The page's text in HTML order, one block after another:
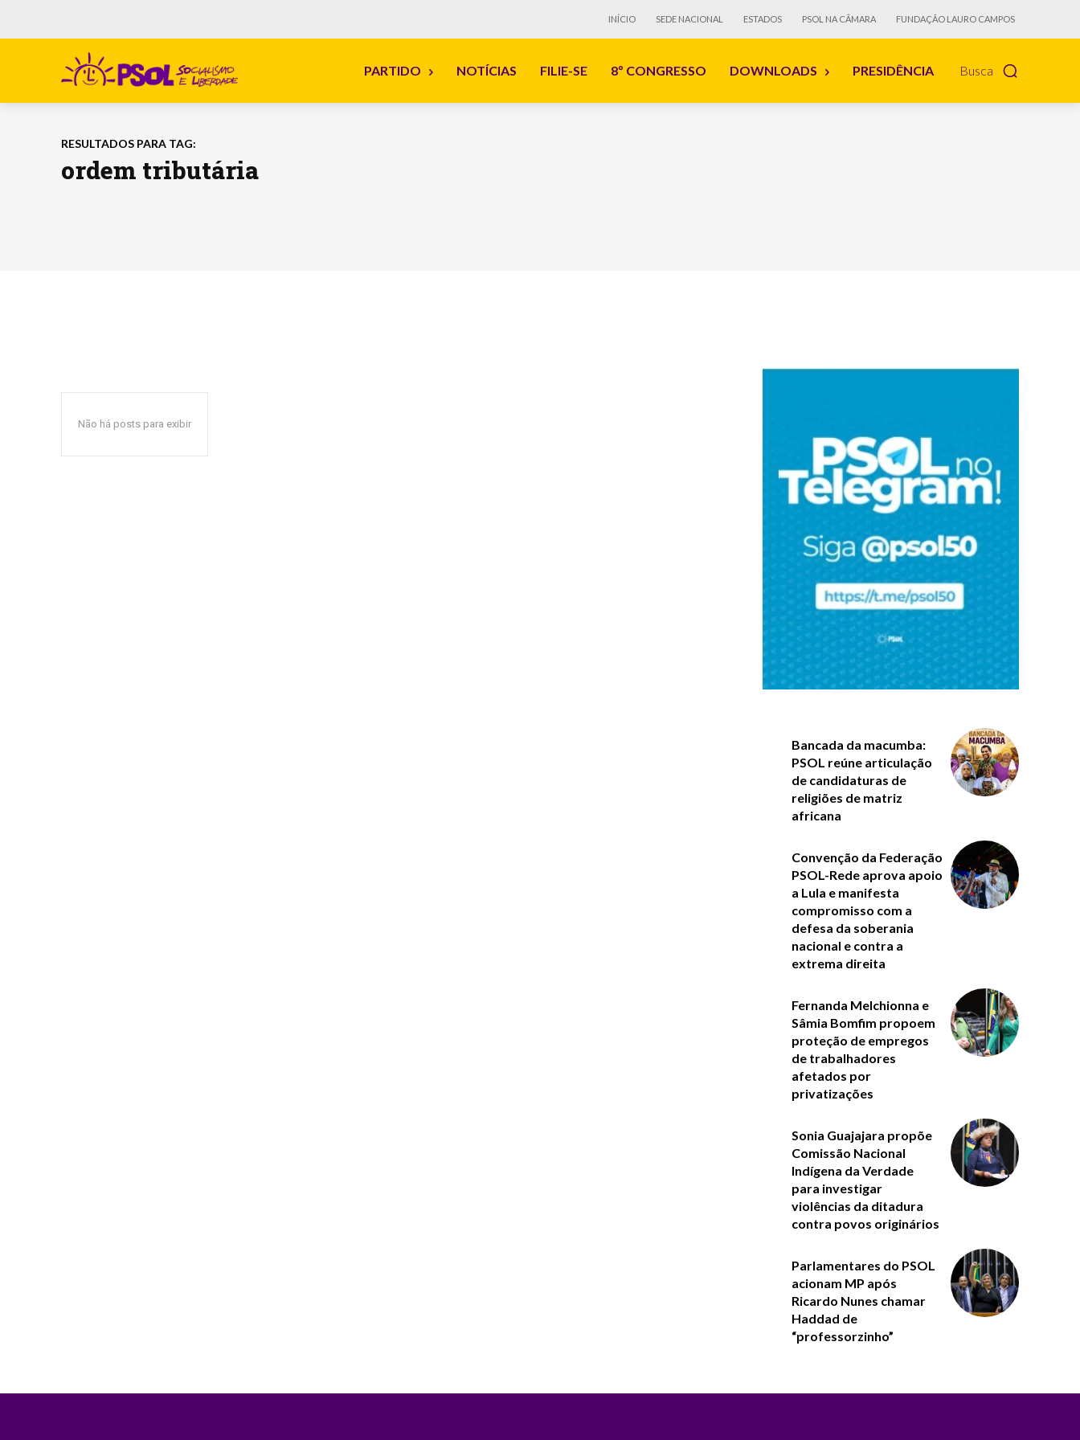
INÍCIO SEDE NACIONAL ESTADOS PSOL NA CÂMARA FUNDAÇÃO LAURO CAMPOS
Busca
PARTIDO NOTÍCIAS FILIE-SE 8º CONGRESSO DOWNLOADS PRESIDÊNCIA
RESULTADOS PARA TAG:
ordem tributária
Não há posts para exibir
Bancada da macumba:
PSOL reúne articulação
de candidaturas de
religiões de matriz
africana
Convenção da Federação
PSOL-Rede aprova apoio
a Lula e manifesta
compromisso com a
defesa da soberania
nacional e contra a
extrema direita
Fernanda Melchionna e
Sâmia Bomfim propoem
proteção de empregos
de trabalhadores
afetados por
privatizações
Sonia Guajajara propõe
Comissão Nacional
Indígena da Verdade
para investigar
violências da ditadura
contra povos originários
Parlamentares do PSOL
acionam MP após
Ricardo Nunes chamar
Haddad de
“professorzinho”